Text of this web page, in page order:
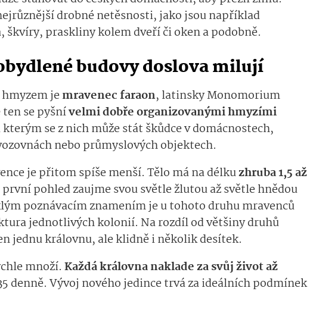
drobné netěsnosti, jako jsou například
škvíry, praskliny kolem dveří či oken a podobně.
budovy doslova milují
jemravenec faraon, latinsky Monomorium
se pyšnívelmi dobře organizovanými hmyzími
se z nich může stát škůdce v domácnostech,
nebo průmyslových objektech.
je přitom spíše menší. Tělo má na délkuzhruba 1,5 až
první pohled zaujme svou světle žlutou až světle hnědou
poznávacím znamením je u tohoto druhu mravenců
jednotlivých kolonií. Na rozdíl od většiny druhů
jednu královnu, ale klidně i několik desítek.
množí. Každá královna naklade za svůj život až
denně. Vývoj nového jedince trvá za ideálních podmínek